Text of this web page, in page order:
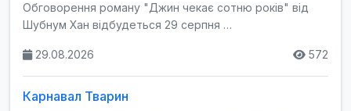
Обговорення роману "Джин чекає сотню років" від
Шубнум Хан відбудеться 29 серпня …
29.08.2026 572
Карнавал Тварин